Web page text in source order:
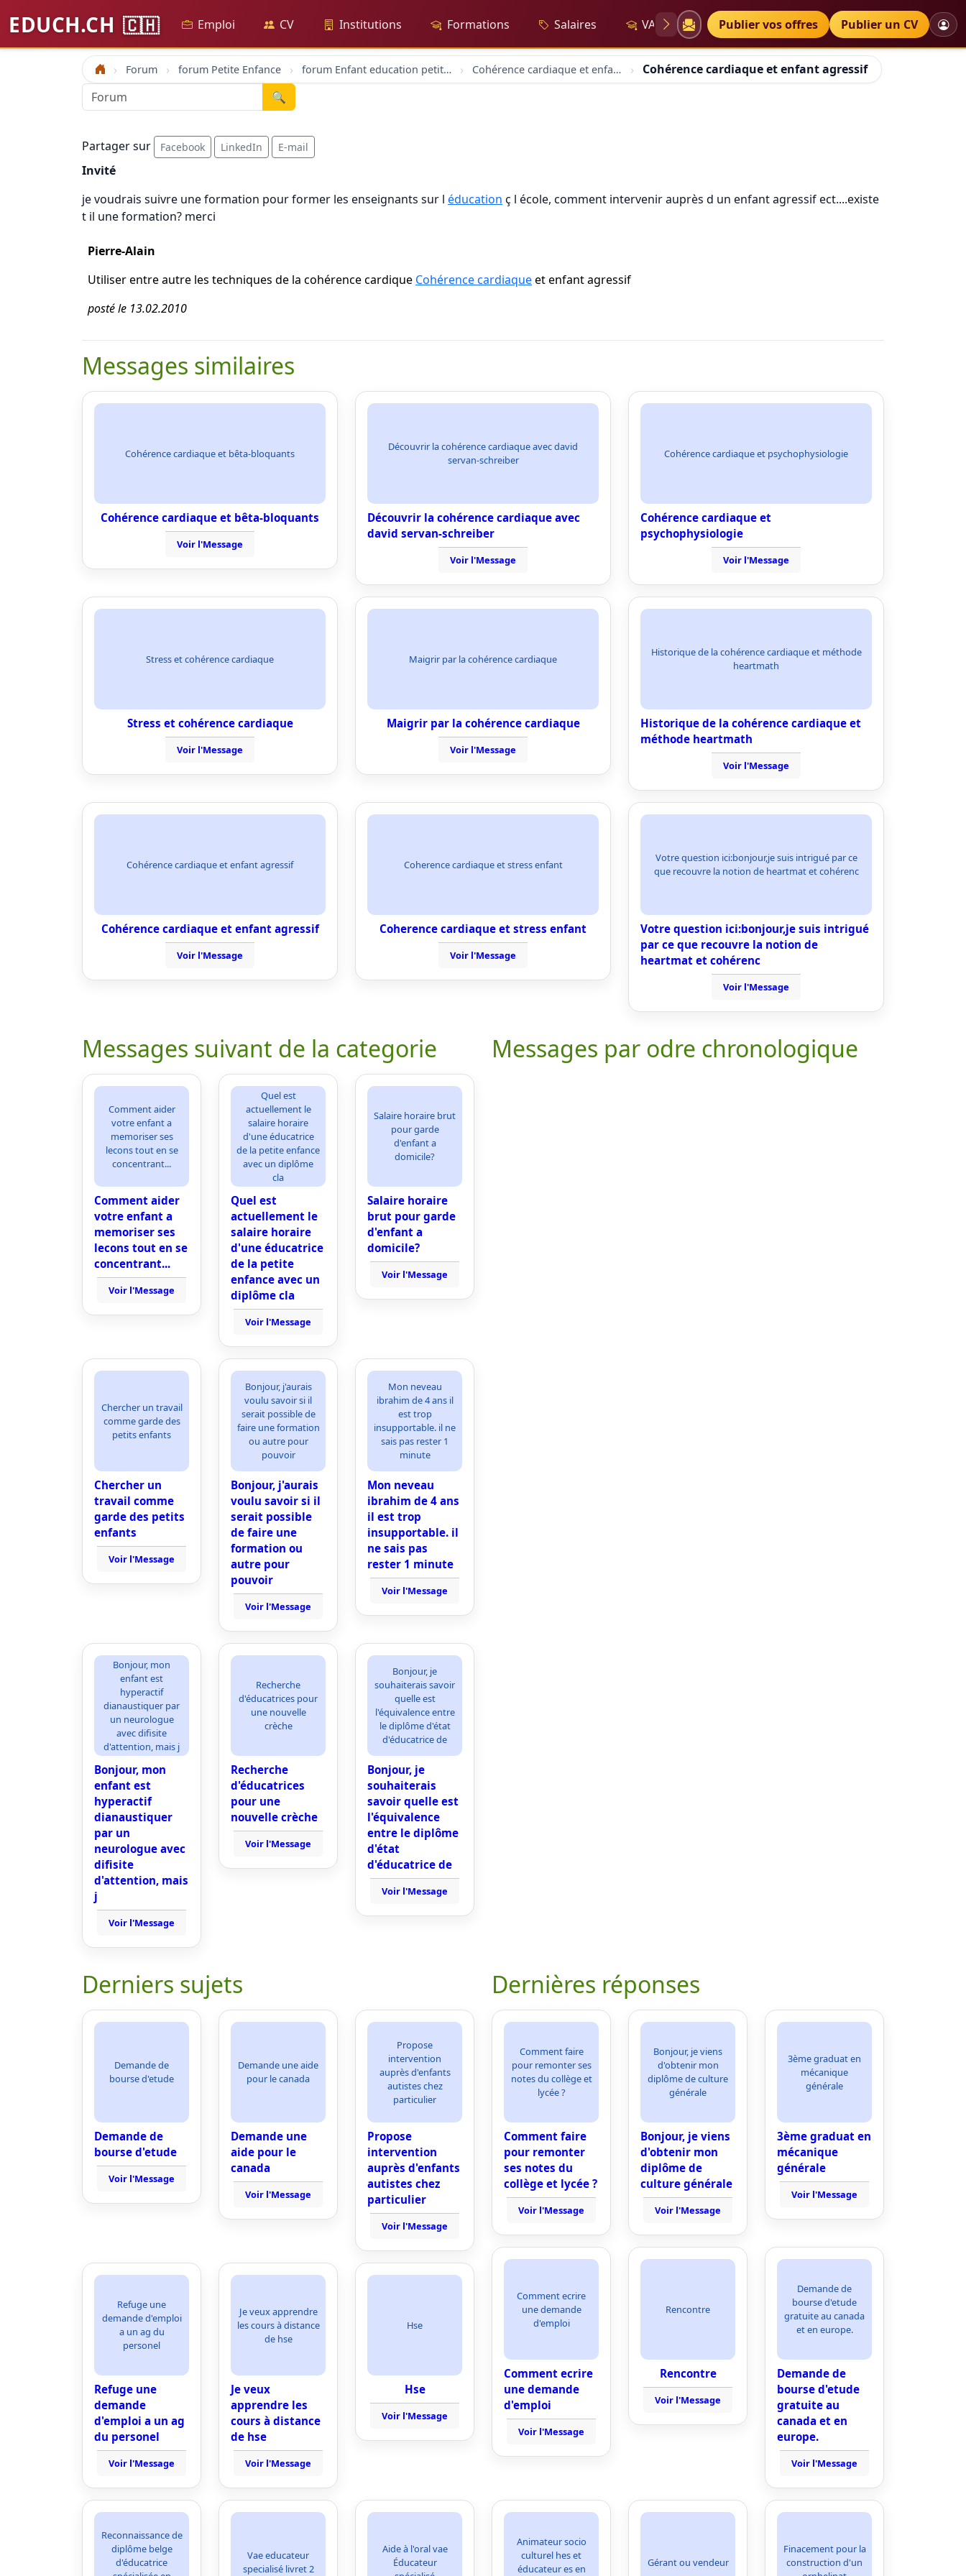
EDUCH.CH 🇨🇭 Emploi CV Institutions Formations Salaires VAE Diplômes Petites annonces
Publier vos offres Publier un CV
Accueil Forum forum Petite Enfance forum Enfant education petite enfance Cohérence cardiaque et enfant agressif
Cohérence cardiaque et enfant agressif
🔍
Partager sur Facebook LinkedIn E-mail
Invité
je voudrais suivre une formation pour former les enseignants sur l éducation ç l école, comment intervenir auprès d un enfant agressif ect....existe
t il une formation? merci
Pierre-Alain
Utiliser entre autre les techniques de la cohérence cardique Cohérence cardiaqueet enfant agressif
posté le 13.02.2010
Messages similaires
Cohérence cardiaque et bêta-bloquants
Cohérence cardiaque et bêta-bloquants
Voir l'Message
Découvrir la cohérence cardiaque avec david
servan-schreiber
Découvrir la cohérence cardiaque avec
david servan-schreiber
Voir l'Message
Cohérence cardiaque et psychophysiologie
Cohérence cardiaque et
psychophysiologie
Voir l'Message
Stress et cohérence cardiaque
Stress et cohérence cardiaque
Voir l'Message
Maigrir par la cohérence cardiaque
Maigrir par la cohérence cardiaque
Voir l'Message
Historique de la cohérence cardiaque et méthode
heartmath
Historique de la cohérence cardiaque et
méthode heartmath
Voir l'Message
Cohérence cardiaque et enfant agressif
Cohérence cardiaque et enfant agressif
Voir l'Message
Coherence cardiaque et stress enfant
Coherence cardiaque et stress enfant
Voir l'Message
Votre question ici:bonjour,je suis intrigué par ce
que recouvre la notion de heartmat et cohérenc
Votre question ici:bonjour,je suis intrigué
par ce que recouvre la notion de
heartmat et cohérenc
Voir l'Message
Messages suivant de la categorie
Comment aider
votre enfant a
memoriser ses
lecons tout en se
concentrant...
Comment aider
votre enfant a
memoriser ses
lecons tout en se
concentrant...
Voir l'Message
Quel est
actuellement le
salaire horaire
d'une éducatrice
de la petite enfance
avec un diplôme
cla
Quel est
actuellement le
salaire horaire
d'une éducatrice
de la petite
enfance avec un
diplôme cla
Voir l'Message
Salaire horaire brut
pour garde
d'enfant a
domicile?
Salaire horaire
brut pour garde
d'enfant a
domicile?
Voir l'Message
Chercher un travail
comme garde des
petits enfants
Chercher un
travail comme
garde des petits
enfants
Voir l'Message
Bonjour, j'aurais
voulu savoir si il
serait possible de
faire une formation
ou autre pour
pouvoir
Bonjour, j'aurais
voulu savoir si il
serait possible
de faire une
formation ou
autre pour
pouvoir
Voir l'Message
Mon neveau
ibrahim de 4 ans il
est trop
insupportable. il ne
sais pas rester 1
minute
Mon neveau
ibrahim de 4 ans
il est trop
insupportable. il
ne sais pas
rester 1 minute
Voir l'Message
Bonjour, mon
enfant est
hyperactif
dianaustiquer par
un neurologue
avec difisite
d'attention, mais j
Bonjour, mon
enfant est
hyperactif
dianaustiquer
par un
neurologue avec
difisite
d'attention, mais
j
Voir l'Message
Recherche
d'éducatrices pour
une nouvelle
crèche
Recherche
d'éducatrices
pour une
nouvelle crèche
Voir l'Message
Bonjour, je
souhaiterais savoir
quelle est
l'équivalence entre
le diplôme d'état
d'éducatrice de
Bonjour, je
souhaiterais
savoir quelle est
l'équivalence
entre le diplôme
d'état
d'éducatrice de
Voir l'Message
Messages par odre chronologique
Derniers sujets
Demande de
bourse d'etude
Demande de
bourse d'etude
Voir l'Message
Demande une aide
pour le canada
Demande une
aide pour le
canada
Voir l'Message
Propose
intervention
auprès d'enfants
autistes chez
particulier
Propose
intervention
auprès d'enfants
autistes chez
particulier
Voir l'Message
Refuge une
demande d'emploi
a un ag du
personel
Refuge une
demande
d'emploi a un ag
du personel
Voir l'Message
Je veux apprendre
les cours à distance
de hse
Je veux
apprendre les
cours à distance
de hse
Voir l'Message
Hse
Hse
Voir l'Message
Reconnaissance de
diplôme belge
d'éducatrice
Vae educateur
specialisé livret 2
Aide à l'oral vae
Éducateur
Dernières réponses
Comment faire
pour remonter ses
notes du collège et
lycée ?
Comment faire
pour remonter
ses notes du
collège et lycée ?
Voir l'Message
Bonjour, je viens
d'obtenir mon
diplôme de culture
générale
Bonjour, je viens
d'obtenir mon
diplôme de
culture générale
Voir l'Message
3ème graduat en
mécanique
générale
3ème graduat en
mécanique
générale
Voir l'Message
Comment ecrire
une demande
d'emploi
Comment ecrire
une demande
d'emploi
Voir l'Message
Rencontre
Rencontre
Voir l'Message
Demande de
bourse d'etude
gratuite au canada
et en europe.
Demande de
bourse d'etude
gratuite au
canada et en
europe.
Voir l'Message
Animateur socio
culturel hes et
éducateur es en
Gérant ou vendeur
Finacement pour la
construction d'un